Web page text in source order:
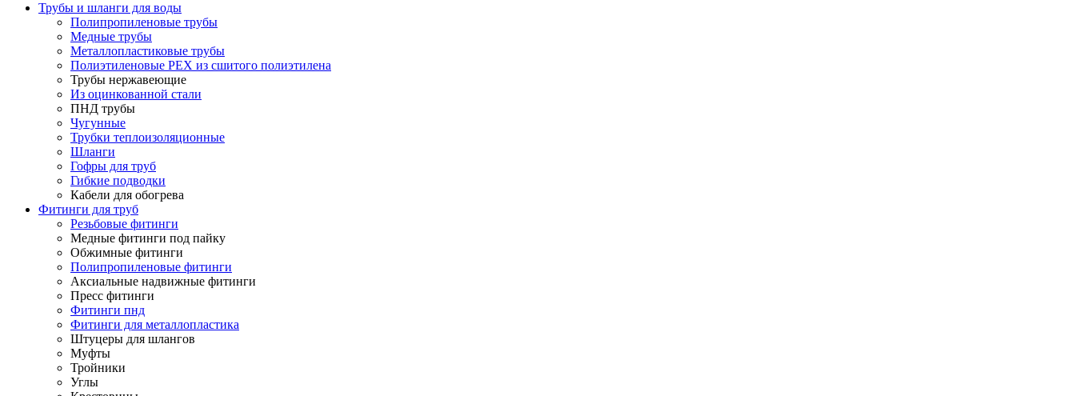
Трубы и шланги для воды
Полипропиленовые трубы
Медные трубы
Металлопластиковые трубы
Полиэтиленовые PEX из сшитого полиэтилена
Трубы нержавеющие
Из оцинкованной стали
ПНД трубы
Чугунные
Трубки теплоизоляционные
Шланги
Гофры для труб
Гибкие подводки
Кабели для обогрева
Фитинги для труб
Резьбовые фитинги
Медные фитинги под пайку
Обжимные фитинги
Полипропиленовые фитинги
Аксиальные надвижные фитинги
Пресс фитинги
Фитинги пнд
Фитинги для металлопластика
Штуцеры для шлангов
Муфты
Тройники
Углы